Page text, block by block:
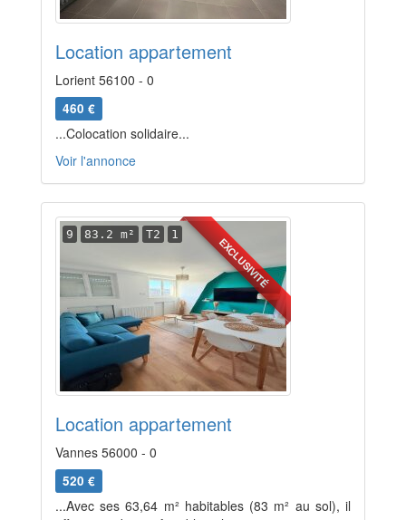
Location appartement
Lorient 56100 - 0
460 €
...Colocation solidaire...
Voir l'annonce
EXCLUSIVITÉ
9 83.2 m² T2 1
Location appartement
Vannes 56000 - 0
520 €
...Avec ses 63,64 m² habitables (83 m² au sol), il